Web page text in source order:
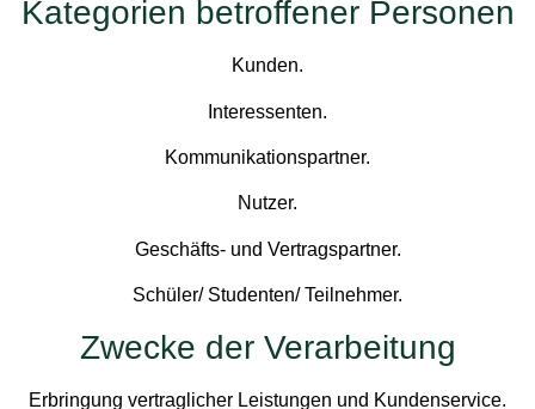
Kategorien betroffener Personen
Kunden.
Interessenten.
Kommunikationspartner.
Nutzer.
Geschäfts- und Vertragspartner.
Schüler/ Studenten/ Teilnehmer.
Zwecke der Verarbeitung
Erbringung vertraglicher Leistungen und Kundenservice.